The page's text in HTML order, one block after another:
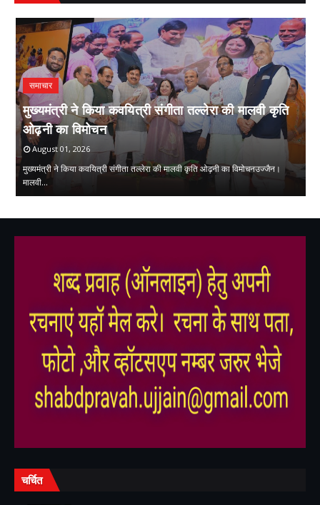
समाचार
मुख्यमंत्री ने किया कवयित्री संगीता तल्लेरा की मालवी कृति
ओढ़नी का विमोचन
August 01, 2026
मुख्यमंत्री ने किया कवयित्री संगीता तल्लेरा की मालवी कृति ओढ़नी का विमोचनउज्जैन।
मालवी…
चर्चित